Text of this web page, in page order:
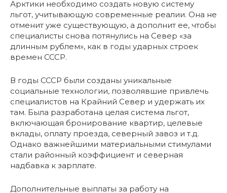
Арктики необходимо создать новую систему
льгот, учитывающую современные реалии. Она не
отменит уже существующую, а дополнит ее, чтобы
специалисты снова потянулись на Север «за
длинным рублем», как в годы ударных строек
времен СССР.
В годы СССР были созданы уникальные
социальные технологии, позволявшие привлечь
специалистов на Крайний Север и удержать их
там. Была разработана целая система льгот,
включающая бронирование квартир, целевые
вклады, оплату проезда, северный завоз и т.д.
Однако важнейшими материальными стимулами
стали районный коэффициент и северная
надбавка к зарплате.
Дополнительные выплаты за работу на